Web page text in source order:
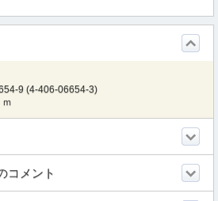
9 (4-406-06654-3)
コメント